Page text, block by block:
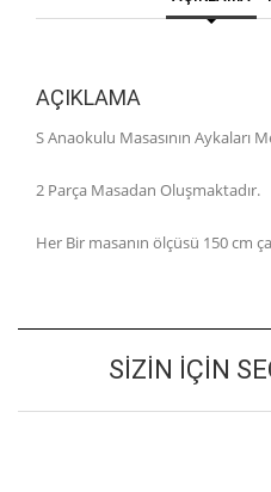
AÇIKLAMA
S Anaokulu Masasının Aykaları
2 Parça Masadan Oluşmaktadır.
Her Bir masanın ölçüsü 150 cm
SIZIN İÇIN